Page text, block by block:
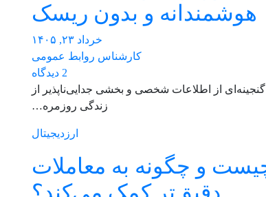
هوشمندانه و بدون ریسک
خرداد ۲۳, ۱۴۰۵
کارشناس روابط عمومی
2 دیدگاه
گنجینه‌ای از اطلاعات شخصی و بخشی جدایی‌ناپذیر از
زندگی روزمره…
ارزدیجیتال
چیست و چگونه به معاملات